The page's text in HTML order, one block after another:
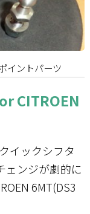
イントパーツ
CITROEN
イックシフタ
ェンジが劇的に
6MT(DS3